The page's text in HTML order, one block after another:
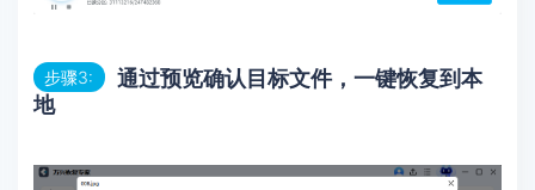
步骤3:
通过预览确认目标文件，一键恢复到本
地